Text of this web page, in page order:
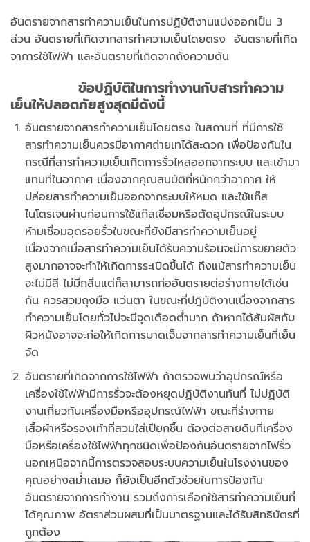
อันตรายจากสารทำความเย็นในการปฏิบัติงานแบ่งออกเป็น 3
ส่วน อันตรายที่เกิดจากสารทำความเย็นโดยตรง อันตรายที่เกิด
จาการใช้ไฟฟ้า และอันตรายที่เกิดจากถังความดัน
ข้อปฏิบัติในการทำงานกับสารทำความ
เย็นให้ปลอดภัยสูงสุดมีดังนี้
อันตรายจากสารทำความเย็นโดยตรง ในสถานที่ ที่มีการใช้
สารทำความเย็นควรมีอากาศถ่ายเทได้สะดวก เพื่อป้องกันใน
กรณีที่สารทำความเย็นเกิดการรั่วไหลออกจากระบบ และเข้ามา
แทนที่ในอากาศ เนื่องจากคุณสมบัติที่หนักกว่าอากาศ ให้
ปล่อยสารทำความเย็นออกจากระบบให้หมด และใช้แก๊ส
ไนโตรเจนผ่านก่อนการใช้แก๊สเชื่อมหรือตัดอุปกรณ์ในระบบ
ห้ามเชื่อมอุดรอยรั่วในขณะที่ยังมีสารทำความเย็นอยู่
เนื่องจากเมื่อสารทำความเย็นได้รับความร้อนจะมีการขยายตัว
สูงมากอาจจะทำให้เกิดการระเบิดขึ้นได้ ถึงแม้สารทำความเย็น
จะไม่มีสี ไม่มีกลิ่นแต่ก็สามารถก่ออันตรายต่อร่างกายได้เช่น
กัน ควรสวมถุงมือ แว่นตา ในขณะที่ปฎิบัติงานเนื่องจากสาร
ทำความเย็นโดยทั่วไปจะมีจุดเดือดต่ำมาก ถ้าหากได้สัมผัสกับ
ผิวหนังอาจจะก่อให้เกิดการบาดเจ็บจากสารทำความเย็นที่เย็น
จัด
อันตรายที่เกิดจากการใช้ไฟฟ้า ถ้าตรวจพบว่าอุปกรณ์หรือ
เครื่องใช้ไฟฟ้ามีการรั่วจะต้องหยุดปฏิบัติงานทันที่ ไม่ปฏิบัติ
งานเกี่ยวกับเครื่องมือหรืออุปกรณ์ไฟฟ้า ขณะที่ร่างกาย
เสื้อผ้าหรือรองเท้าที่สวมใส่เปียกชื้น ต้องต่อสายดินที่เครื่อง
มือหรือเครื่องใช้ไฟฟ้าทุกชนิดเพื่อป้องกันอันตรายจากไฟรั่ว
นอกเหนือจากนี้การตรวจสอบระบบความเย็นในโรงงานของ
คุณอย่างสม่ำเสมอ ก็ยังเป็นอีกตัวช่วยในการป้องกัน
อันตรายจากการทำงาน รวมถึงการเลือกใช้สารทำความเย็นที่
ได้คุณภาพ อัตราส่วนผสมที่เป็นมาตรฐานและได้รับสิทธิบัตรที่
ถูกต้อง